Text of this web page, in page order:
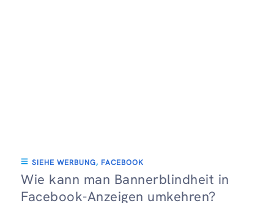
SIEHE WERBUNG, FACEBOOK
Wie kann man Bannerblindheit in
Facebook-Anzeigen umkehren?